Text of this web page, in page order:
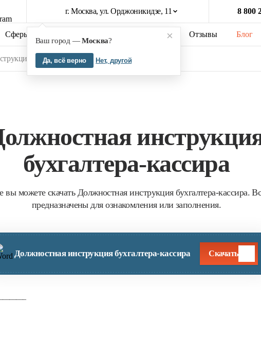
г. Москва, ул. Орджоникидзе, 11
×
Ваш город —Москва?
Да, всё верно Нет, другой
8 800
Сферы бизнеса Отзывы Блог
бухгалтера-кассира
бухгалтера-кассира
вы можете скачать Должностная инструкция бухгалтера-кассира.
предназначены для ознакомления или заполнения.
Должностная инструкция бухгалтера-кассира Скачать